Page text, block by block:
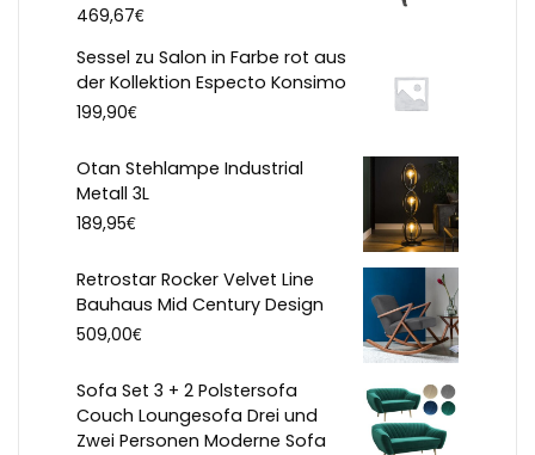
469,67€
Sessel zu Salon in Farbe rot aus
der Kollektion Especto Konsimo
199,90€
Otan Stehlampe Industrial
Metall 3L
189,95€
Retrostar Rocker Velvet Line
Bauhaus Mid Century Design
509,00€
Sofa Set 3 + 2 Polstersofa
Couch Loungesofa Drei und
Zwei Personen Moderne Sofa